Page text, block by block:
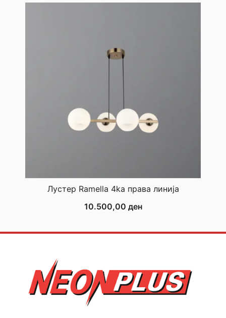
Лустер Ramella 4ka права линија
10.500,00 ден